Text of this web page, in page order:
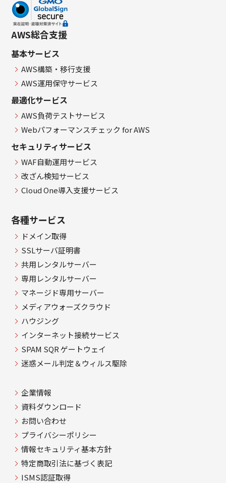
AWS総合支援
基本サービス
AWS構築・移行支援
AWS運用保守サービス
最適化サービス
AWS負荷テストサービス
Webパフォーマンスチェック for AWS
セキュリティサービス
WAF自動運用サービス
改ざん検知サービス
Cloud One導入支援サービス
各種サービス
ドメイン取得
SSLサーバ証明書
共用レンタルサーバー
専用レンタルサーバー
マネージド専用サーバー
メディアウォーズクラウド
ハウジング
インターネット接続サービス
SPAM SQR ゲートウェイ
迷惑メール判定＆ウィルス駆除
企業情報
資料ダウンロード
お問い合わせ
プライバシーポリシー
情報セキュリティ基本方針
特定商取引法に基づく表記
ISMS認証取得